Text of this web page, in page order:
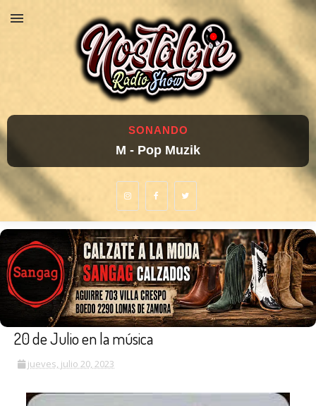
SONANDO
M - Pop Muzik
20 de Julio en la música
jueves, julio 20, 2023